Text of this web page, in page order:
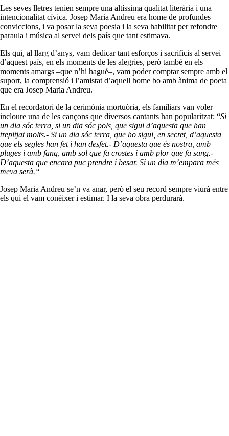
Les seves lletres tenien sempre una altíssima qualitat literària i una
intencionalitat cívica. Josep Maria Andreu era home de profundes
conviccions, i va posar la seva poesia i la seva habilitat per refondre
paraula i música al servei dels país que tant estimava.
Els qui, al llarg d’anys, vam dedicar tant esforços i sacrificis al servei
d’aquest país, en els moments de les alegries, però també en els
moments amargs –que n’hi hagué–, vam poder comptar sempre amb el
suport, la comprensió i l’amistat d’aquell home bo amb ànima de poeta
que era Josep Maria Andreu.
En el recordatori de la cerimònia mortuòria, els familiars van voler
incloure una de les cançons que diversos cantants han popularitzat: “Si
un dia sóc terra, si un dia sóc pols, que sigui d’aquesta que han
trepitjat molts.- Si un dia sóc terra, que ho sigui, en secret, d’aquesta
que els segles han fet i han desfet.- D’aquesta que és nostra, amb
pluges i amb fang, amb sol que fa crostes i amb plor que fa sang.-
D’aquesta que encara puc prendre i besar. Si un dia m’empara més
meva serà.“
Josep Maria Andreu se’n va anar, però el seu record sempre viurà entre
els qui el vam conèixer i estimar. I la seva obra perdurarà.